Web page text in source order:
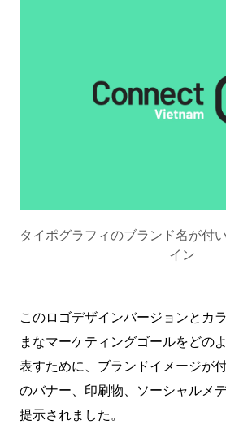
タイポグラフィのブランド名が付
イン
このロゴデザインバージョンとカ
まなマーケティングゴールをどの
表すために、ブランドイメージが
のバナー、印刷物、ソーシャルメ
提示されました。